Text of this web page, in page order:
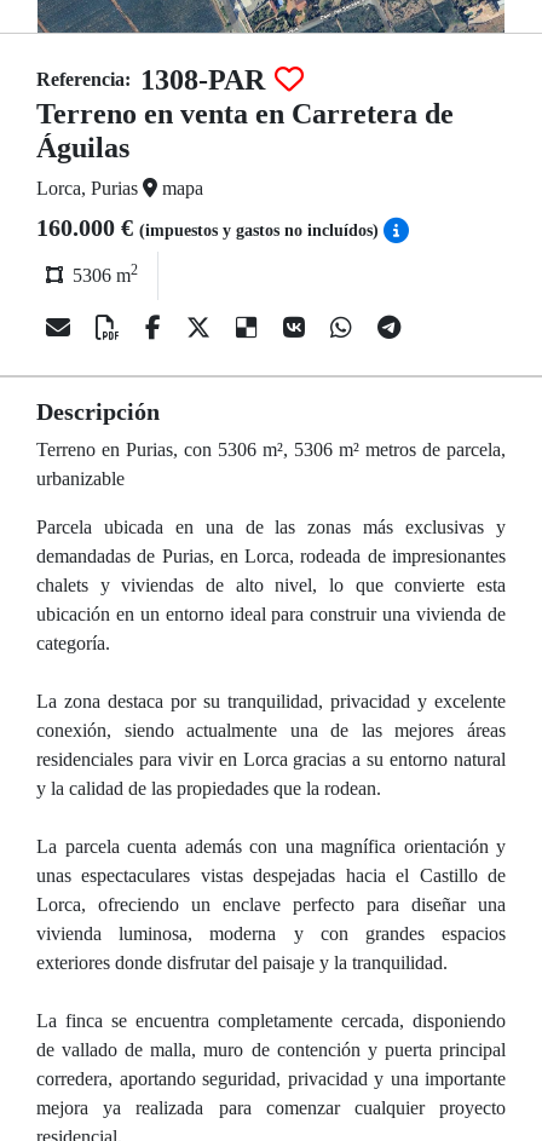
Referencia:
1308-PAR
Terreno en venta en Carretera de
Águilas
Lorca, Purias mapa
160.000 € (impuestos y gastos no incluídos)
5306 m2
Descripción
Terreno en Purias, con 5306 m², 5306 m² metros de parcela,
urbanizable
Parcela ubicada en una de las zonas más exclusivas y
demandadas de Purias, en Lorca, rodeada de impresionantes
chalets y viviendas de alto nivel, lo que convierte esta
ubicación en un entorno ideal para construir una vivienda de
categoría.
La zona destaca por su tranquilidad, privacidad y excelente
conexión, siendo actualmente una de las mejores áreas
residenciales para vivir en Lorca gracias a su entorno natural
y la calidad de las propiedades que la rodean.
La parcela cuenta además con una magnífica orientación y
unas espectaculares vistas despejadas hacia el Castillo de
Lorca, ofreciendo un enclave perfecto para diseñar una
vivienda luminosa, moderna y con grandes espacios
exteriores donde disfrutar del paisaje y la tranquilidad.
La finca se encuentra completamente cercada, disponiendo
de vallado de malla, muro de contención y puerta principal
corredera, aportando seguridad, privacidad y una importante
mejora ya realizada para comenzar cualquier proyecto
residencial.